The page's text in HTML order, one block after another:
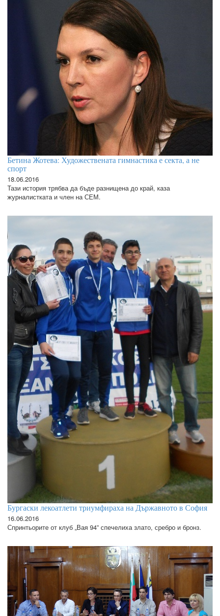
Бетина Жотева: Художествената гимнастика е секта, а не
спорт
18.06.2016
Тази история трябва да бъде разнищена до край, каза
журналистката и член на СЕМ.
Бургаски лекоатлети триумфираха на Държавното в София
16.06.2016
Спринтьорите от клуб „Вая 94” спечелиха злато, сребро и бронз.